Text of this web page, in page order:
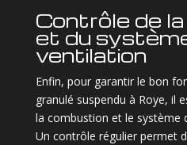
Contrôle de
et du
ventilation
Enfin, pour garantir le bon
granulé suspendu à Roye, il
la combustion et le système
Un contrôle régulier permet